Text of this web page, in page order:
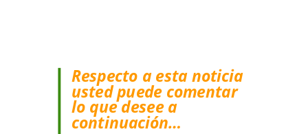
Respecto a esta noticia
usted puede comentar
lo que desee a
continuación…